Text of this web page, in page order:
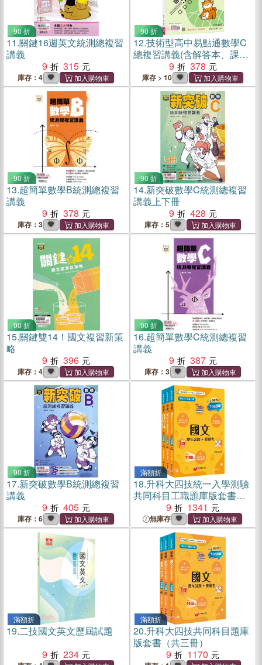
90 折
11.關鍵16週英文統測總複習
講義
9
315
庫存：4
90 折
12.技術型高中易點通數學C
總複習講義(含解答本、課後
練習本)(六版)
9 378
庫存 > 10
90 折
13.超簡單數學B統測總複習
講義
9
378
庫存：3
90 折
14.新突破數學C統測總複習
講義上下冊
9
428
庫存：5
90 折
15.關鍵雙14！國文複習新策
略
9
396
庫存：4
90 折
16.超簡單數學C統測總複習
講義
9
387
庫存：3
90 折
17.新突破數學B統測總複習
講義
9
405
庫存：6
滿額折
18.升科大四技統一入學測驗
共同科目工職題庫版套書
（共三冊）
9 1341
無庫存
滿額折
19.二技國文英文歷屆試題
9
234
滿額折
20.升科大四技共同科目題庫
版套書（共三冊）
9
1170